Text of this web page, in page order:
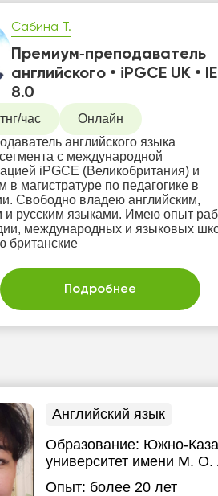
Сабина Т.
Премиум‑преподаватель
английского • iPGCE UK •
8.0
час
Онлайн
английского языка
с международной
iPGCE (Великобритания) и
в магистратуре по педагогике в
Свободно владею английским,
и русским языками. Имею опыт
международных и языковых
британские
Подробнее
Английский язык
Образование: Южно-
университет имени М. О.
Опыт: более 20 лет